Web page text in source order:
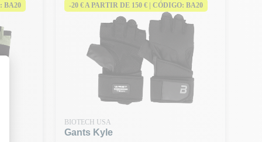
BA20 -20 € A PARTIR DE 150 € | CÓDIGO: BA20
BIOTECH USA
Gants Kyle